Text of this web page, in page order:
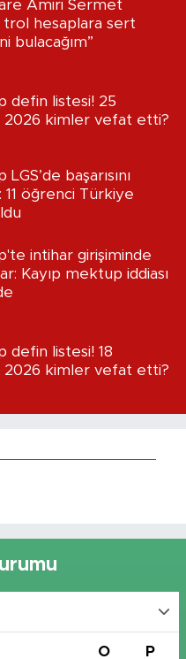
Amiri Sermet
trol hesaplara sert
bulacağım”
defin listesi! 25
2026 kimler vefat etti?
başarısını
11 öğrenci Türkiye
intihar girişiminde
Kayıp mektup iddiası
defin listesi! 18
2026 kimler vefat etti?
O P